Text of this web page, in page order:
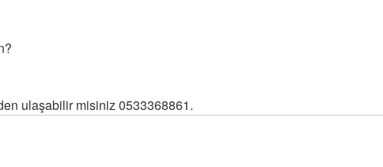
ulaşabilir misiniz 0533368861.